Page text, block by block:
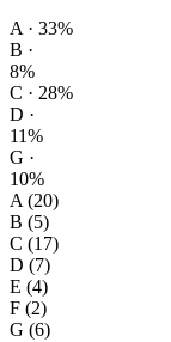
A · 33%
B ·
8%
C · 28%
D ·
11%
G ·
10%
A (20)
B (5)
C (17)
D (7)
E (4)
F (2)
G (6)